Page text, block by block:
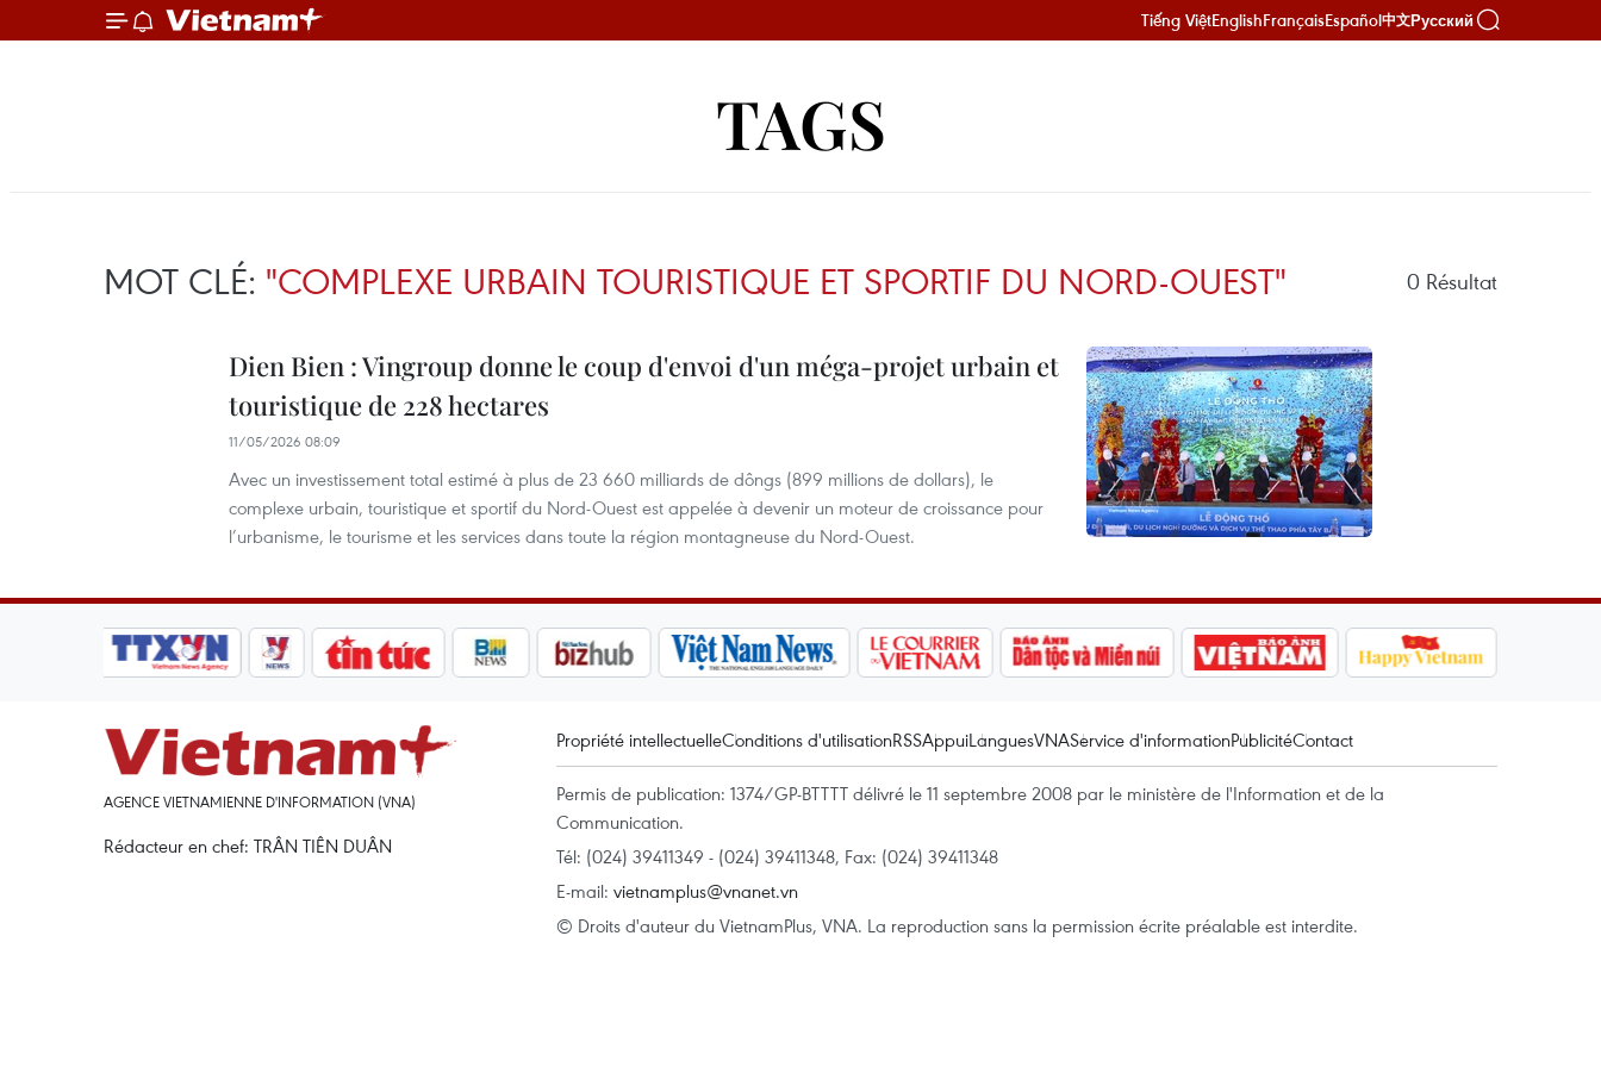
Tiếng ViệtEnglishFrançaisEspañol中文Русский
TAGS
MOT CLÉ: "COMPLEXE URBAIN TOURISTIQUE ET SPORTIF DU NORD-OUEST" 0 Résultat
Dien Bien : Vingroup donne le coup d'envoi d'un méga-projet urbain et
touristique de 228 hectares
11/05/2026 08:09
Avec un investissement total estimé à plus de 23 660 milliards de dôngs (899 millions de dollars), le
complexe urbain, touristique et sportif du Nord-Ouest est appelée à devenir un moteur de croissance pour
l’urbanisme, le tourisme et les services dans toute la région montagneuse du Nord-Ouest.
AGENCE VIETNAMIENNE D'INFORMATION (VNA)
Rédacteur en chef: TRÂN TIÊN DUÂN
Propriété intellectuelleConditions d'utilisationRSSAppuiLanguesVNAService d'informationPublicitéContact
Permis de publication: 1374/GP-BTTTT délivré le 11 septembre 2008 par le ministère de l'Information et de la
Communication.
Tél: (024) 39411349 - (024) 39411348, Fax: (024) 39411348
E-mail: vietnamplus@vnanet.vn
© Droits d'auteur du VietnamPlus, VNA. La reproduction sans la permission écrite préalable est interdite.